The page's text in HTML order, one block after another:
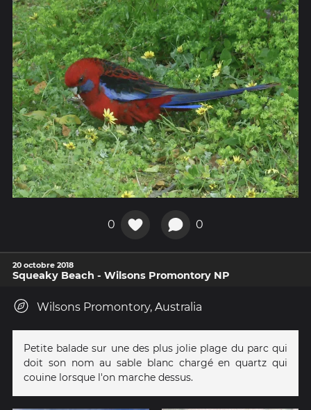
0 0
20 octobre 2018
Squeaky Beach - Wilsons Promontory NP
Wilsons Promontory, Australia
Petite balade sur une des plus jolie plage du parc qui
doit son nom au sable blanc chargé en quartz qui
couine lorsque l'on marche dessus.